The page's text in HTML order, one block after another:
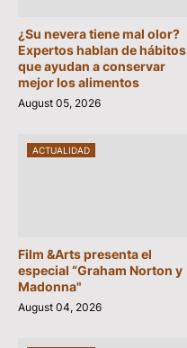
¿Su nevera tiene mal olor?
Expertos hablan de hábitos
que ayudan a conservar
mejor los alimentos
August 05, 2026
ACTUALIDAD
Film &Arts presenta el
especial “Graham Norton y
Madonna"
August 04, 2026